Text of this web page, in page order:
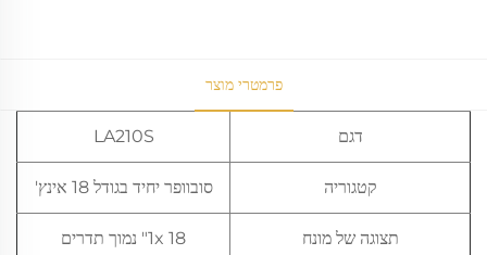
פרמטרי מוצר
דגם LA210S
קטגוריה סובוופר יחיד בגודל 18 אינץ'
תצוגה של מונח 1x 18" נמוך תדרים